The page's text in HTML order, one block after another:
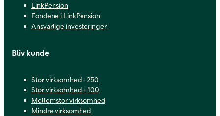
LinkPension
Fondene i LinkPension
Ansvarlige investeringer
Bliv kunde
Stor virksomhed +250
Stor virksomhed +100
Mellemstor virksomhed
Mindre virksomhed